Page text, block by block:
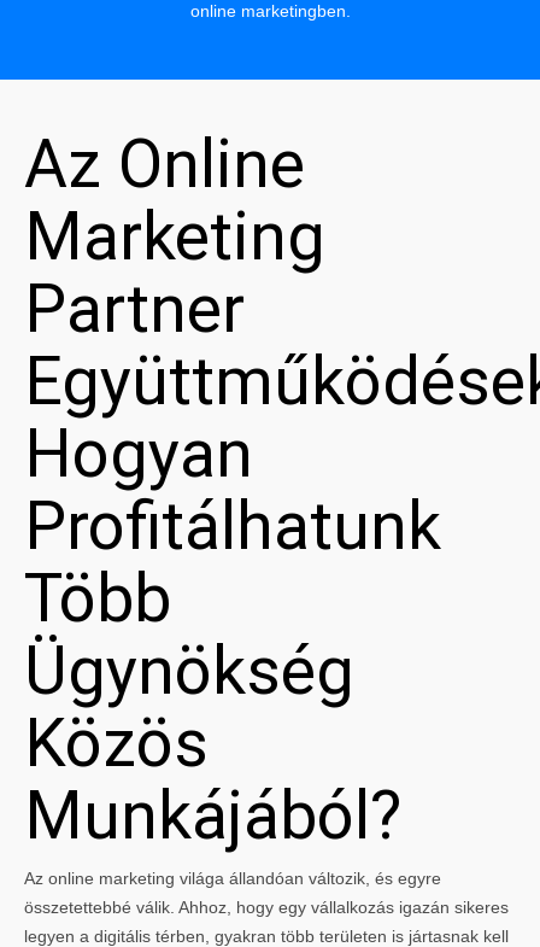
online marketingben.
Az Online
Marketing
Partner
Hogyan
Profitálhatunk
Több
Ügynökség
Közös
Munkájából?
Az online marketing világa állandóan változik, és egyre
összetettebbé válik. Ahhoz, hogy egy vállalkozás igazán sikeres
legyen a digitális térben, gyakran több területen is jártasnak kell